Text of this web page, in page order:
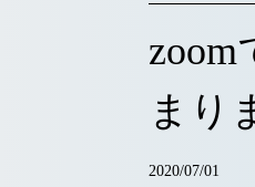
まり
2020/07/01